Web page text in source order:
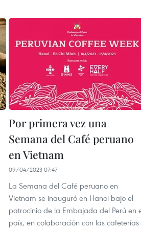
Por primera vez una
Semana del Café peruano
en Vietnam
09/04/2023 07:47
La Semana del Café peruano en
Vietnam se inauguró en Hanoi bajo el
patrocinio de la Embajada del Perú en
país, en colaboración con las cafeterías